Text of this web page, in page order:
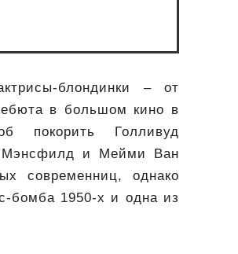
блондинки – от
в большом кино в
покорить Голливуд
Мэнсфилд и Мейми Ван
современниц, однако
бомба 1950-х и одна из